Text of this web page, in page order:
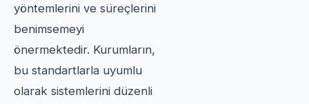
yöntemlerini ve süreçlerini
benimsemeyi
önermektedir. Kurumların,
bu standartlarla uyumlu
olarak sistemlerini düzenli